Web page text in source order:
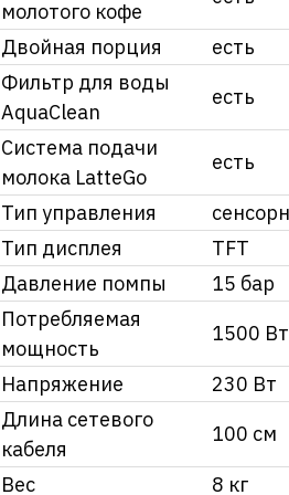
молотого кофе
Двойная порция
есть
Фильтр для воды
AquaClean
есть
Система подачи
молока LatteGo
есть
Тип управления
Тип дисплея
TFT
Давление помпы
15 бар
Потребляемая
мощность
1500 Вт
Напряжение
230 Вт
Длина сетевого
кабеля
100 см
Вес
8 кг